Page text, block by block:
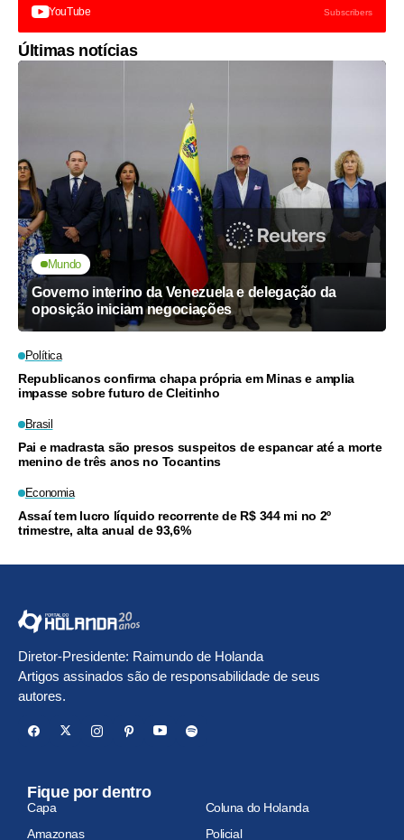
YouTube Subscribers
Últimas notícias
Mundo
Governo interino da Venezuela e delegação da
oposição iniciam negociações
Política
Republicanos confirma chapa própria em Minas e amplia
impasse sobre futuro de Cleitinho
Brasil
Pai e madrasta são presos suspeitos de espancar até a morte
menino de três anos no Tocantins
Economia
Assaí tem lucro líquido recorrente de R$ 344 mi no 2º
trimestre, alta anual de 93,6%
Diretor-Presidente: Raimundo de Holanda
Artigos assinados são de responsabilidade de seus
autores.
Fique por dentro
Capa
Coluna do Holanda
Amazonas
Policial